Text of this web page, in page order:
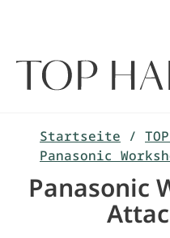
Startseite /
Panasonic
Panasonic